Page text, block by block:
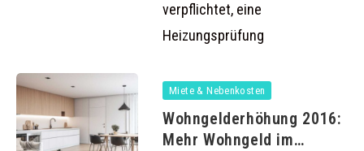
verpflichtet, eine
Heizungsprüfung
Miete & Nebenkosten
Wohngelderhöhung 2016:
Mehr Wohngeld im